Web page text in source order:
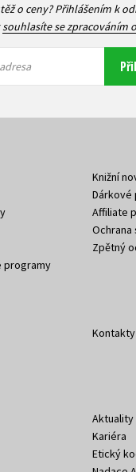
o ceny? Přihlášením k
souhlasíte se zpracováním
programy
Knižní
Dárkové
Affiliate
Zpětný
Aktuality
Kariéra
Etický